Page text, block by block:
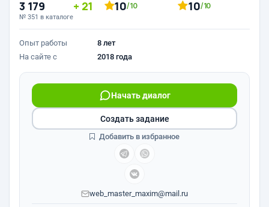
3 179
№ 351 в каталоге
21 10/10 10/10
Опыт работы
8 лет
На сайте с
2018 года
Начать диалог
web_master_maxim@mail.ru
Создать задание
Добавить в избранное